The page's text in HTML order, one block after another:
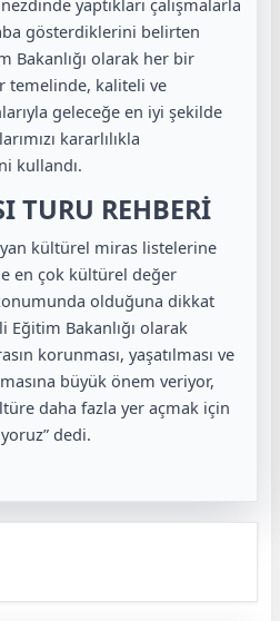
gösterdiklerini belirten
Bakanlığı olarak her bir
temelinde, kaliteli ve
geleceğe en iyi şekilde
kararlılıkla
kullandı.
TURU REHBERİ
kültürel miras listelerine
en çok kültürel değer
olduğuna dikkat
Eğitim Bakanlığı olarak
korunması, yaşatılması ve
büyük önem veriyor,
daha fazla yer açmak için
dedi.